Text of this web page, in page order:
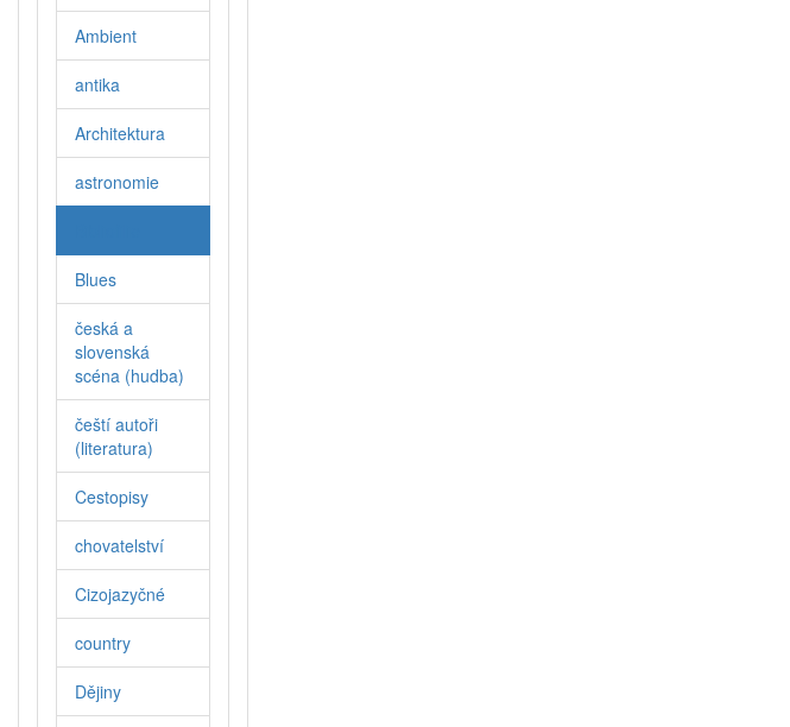
Ambient
antika
Architektura
astronomie
Blues
česká a
slovenská
scéna (hudba)
čeští autoři
(literatura)
Cestopisy
chovatelství
Cizojazyčné
country
Dějiny